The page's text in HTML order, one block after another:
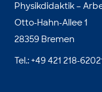
Physikdidaktik –
Otto-Hahn-Allee 1
28359 Bremen
Tel.: +49 421 218-